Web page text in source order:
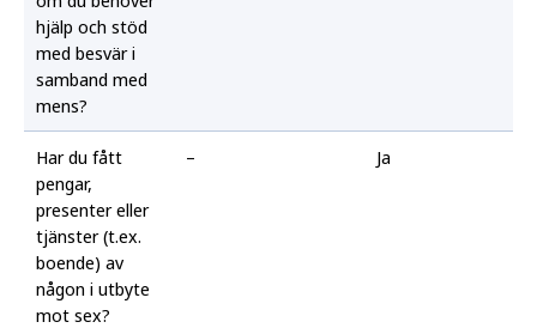
hjälp och stöd
med besvär i
samband med
mens?
Har du fått
pengar,
presenter eller
tjänster (t.ex.
boende) av
någon i utbyte
mot sex?
– Ja